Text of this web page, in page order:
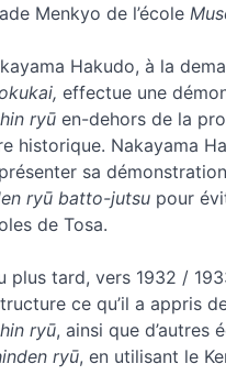
Menkyo de l’école
Hakudo, à la
effectue une
ryū en-dehors de la
historique. Nakayama
sa
ryū batto-jutsu pour
de Tosa.
plus tard, vers 1932 /
ce qu’il a appris
ryū, ainsi que d’autres
ryū, en utilisant le